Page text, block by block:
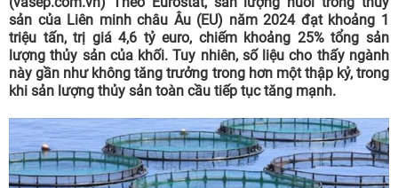
sản của Liên minh châu Âu (EU) năm 2024 đạt khoảng 1
triệu tấn, trị giá 4,6 tỷ euro, chiếm khoảng 25% tổng sản
lượng thủy sản của khối. Tuy nhiên, số liệu cho thấy ngành
này gần như không tăng trưởng trong hơn một thập kỷ, trong
khi sản lượng thủy sản toàn cầu tiếp tục tăng mạnh.